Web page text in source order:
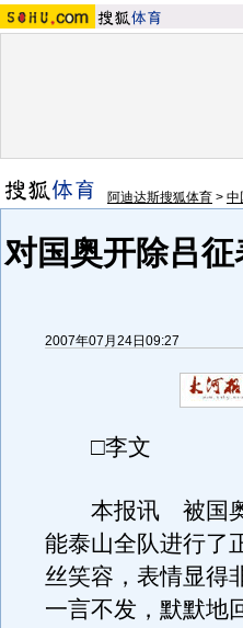
阿迪达斯搜狐体育 > 中
对国奥开除吕
2007年07月24日09:27
□李文
本报讯 被国奥
能泰山全队进行了
丝笑容，表情显得
一言不发，默默地